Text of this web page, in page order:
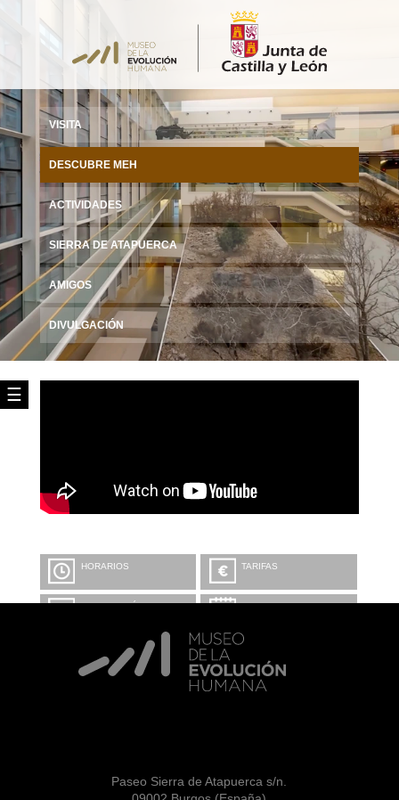
☰
VISITA
DESCUBRE MEH
ACTIVIDADES
SIERRA DE ATAPUERCA
AMIGOS
DIVULGACIÓN
HORARIOS TARIFAS
INFORMACIÓN Y
CALENDARIO
VISITA CON
MICROEXPLICACIONES
Paseo Sierra de Atapuerca s/n.